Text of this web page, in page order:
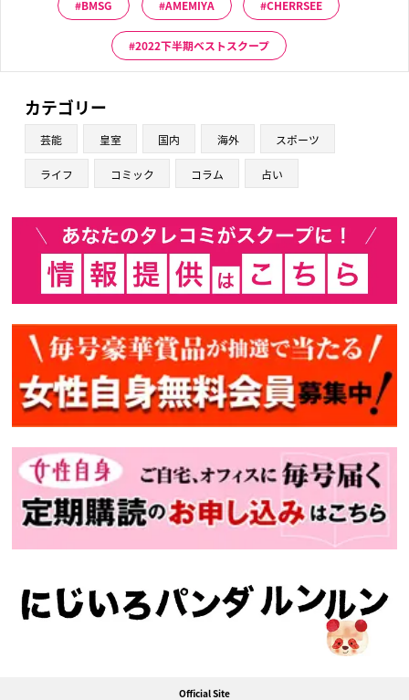
BMSG AMEMIYA CHERRSEE
2022下半期ベストスクープ
カテゴリー
芸能 皇室 国内 海外 スポーツ
ライフ コミック コラム 占い
Official Site